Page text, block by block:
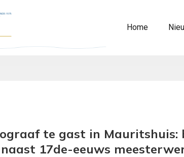
Home
te gast in Mauritshuis:
17de-eeuws